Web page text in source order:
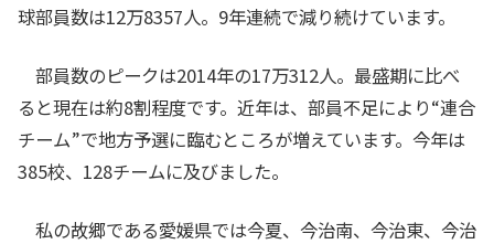
球部員数は12万8357人。9年連続で減り続けています。
部員数のピークは2014年の17万312人。最盛期に比べ
ると現在は約8割程度です。近年は、部員不足により“連合
チーム”で地方予選に臨むところが増えています。今年は
385校、128チームに及びました。
私の故郷である愛媛県では今夏、今治南、今治東、今治